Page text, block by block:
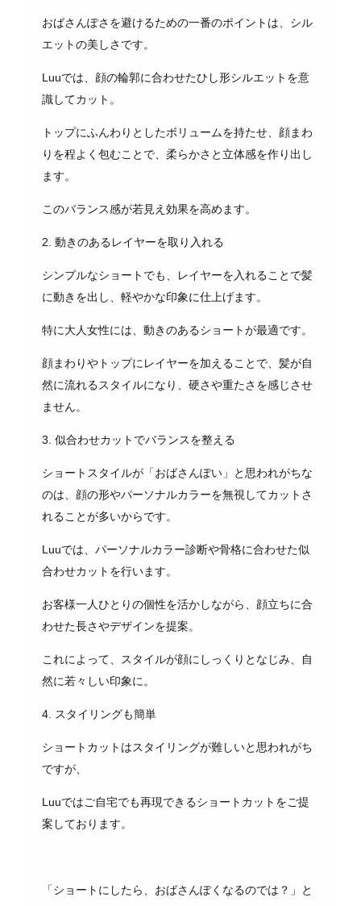
おばさんぽさを避けるための一番のポイントは、シル
エットの美しさです。
Luuでは、顔の輪郭に合わせたひし形シルエットを意
識してカット。
トップにふんわりとしたボリュームを持たせ、顔まわ
りを程よく包むことで、柔らかさと立体感を作り出し
ます。
このバランス感が若見え効果を高めます。
2. 動きのあるレイヤーを取り入れる
シンプルなショートでも、レイヤーを入れることで髪
に動きを出し、軽やかな印象に仕上げます。
特に大人女性には、動きのあるショートが最適です。
顔まわりやトップにレイヤーを加えることで、髪が自
然に流れるスタイルになり、硬さや重たさを感じさせ
ません。
3. 似合わせカットでバランスを整える
ショートスタイルが「おばさんぽい」と思われがちな
のは、顔の形やパーソナルカラーを無視してカットさ
れることが多いからです。
Luuでは、パーソナルカラー診断や骨格に合わせた似
合わせカットを行います。
お客様一人ひとりの個性を活かしながら、顔立ちに合
わせた長さやデザインを提案。
これによって、スタイルが顔にしっくりとなじみ、自
然に若々しい印象に。
4. スタイリングも簡単
ショートカットはスタイリングが難しいと思われがち
ですが、
Luuではご自宅でも再現できるショートカットをご提
案しております。
「ショートにしたら、おばさんぽくなるのでは？」と